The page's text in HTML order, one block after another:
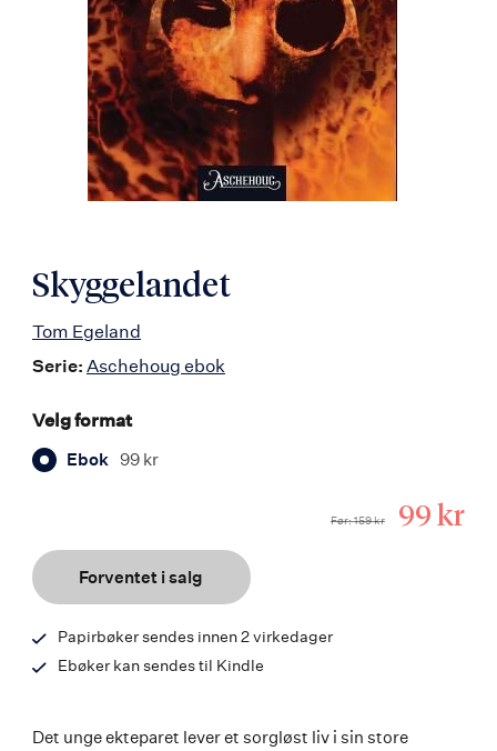
Skyggelandet
Tom Egeland
Serie: Aschehoug ebok
Velg format
Ebok 99 kr
Forventet i salg
99 kr
Før 159 kr
9788203350689
Papirbøker sendes innen 2 virkedager
Ebøker kan sendes til Kindle
Det unge ekteparet lever et sorgløst liv i sin store